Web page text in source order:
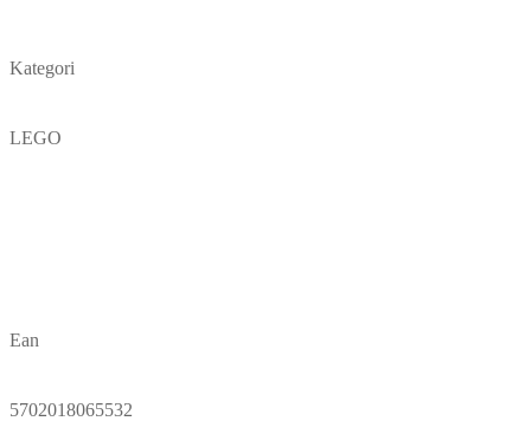
Kategori
LEGO
Ean
5702018065532